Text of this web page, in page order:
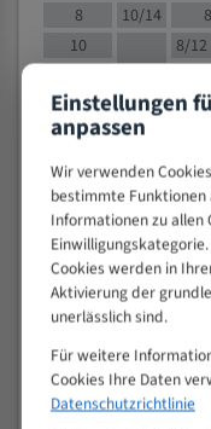
8
10/14
10
8/12
15
8/12
20
30
50
80
> 100
VOLLMATERIAL
M (mm)
Zoll
>
10/
Einstellungen
anpassen
Wir verwenden
bestimmte
Informationen zu allen
Cookies werden in
Aktivierung der
unerlässlich sind.
Für weitere
Cookies Ihre Daten
Datenschutzrichtlinie